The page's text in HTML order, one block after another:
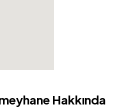
Hakkında